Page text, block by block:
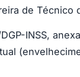
de Técnico
INSS,